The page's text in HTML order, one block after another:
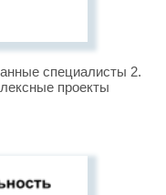
специалисты 2.
проекты